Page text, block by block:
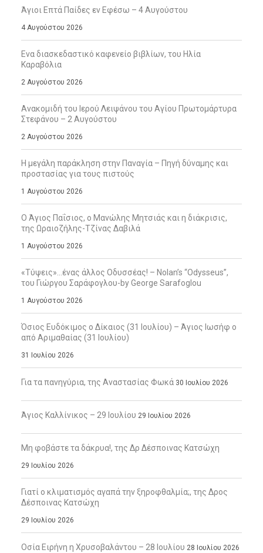
Άγιοι Επτά Παίδες εν Εφέσω – 4 Αυγούστου
4 Αυγούστου 2026
Ενα διασκεδαστικό καφενείο βιβλίων, του Ηλία
Καραβόλια
2 Αυγούστου 2026
Ανακομιδή του Ιερού Λειψάνου του Αγίου Πρωτομάρτυρα
Στεφάνου – 2 Αυγούστου
2 Αυγούστου 2026
Η μεγάλη παράκληση στην Παναγία – Πηγή δύναμης και
προστασίας για τους πιστούς
1 Αυγούστου 2026
Ο Άγιος Παΐσιος, ο Μανώλης Μητσιάς και η διάκρισις,
της Ωραιοζήλης-Τζίνας Δαβιλά
1 Αυγούστου 2026
«Τύψεις»…ένας άλλος Οδυσσέας! – Nolan’s “Odysseus”,
του Γιώργου Σαράφογλου-by George Sarafoglou
1 Αυγούστου 2026
Όσιος Ευδόκιμος ο Δίκαιος (31 Ιουλίου) – Άγιος Ιωσήφ ο
από Αριμαθαίας (31 Ιουλίου)
31 Ιουλίου 2026
Για τα πανηγύρια, της Αναστασίας Φωκά 30 Ιουλίου 2026
Άγιος Καλλίνικος – 29 Ιουλίου 29 Ιουλίου 2026
Μη φοβάστε τα δάκρυα!, της Δρ Δέσποινας Κατσώχη
29 Ιουλίου 2026
Γιατί ο κλιματισμός αγαπά την ξηροφθαλμία;, της Δρος
Δέσποινας Κατσώχη
29 Ιουλίου 2026
Οσία Ειρήνη η Χρυσοβαλάντου – 28 Ιουλίου 28 Ιουλίου 2026